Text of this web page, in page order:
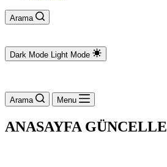
Arama
Dark Mode Light Mode
Arama Menu
ANASAYFA GÜNCELLE